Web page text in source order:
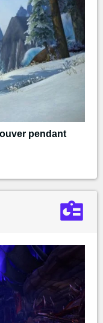
pendant